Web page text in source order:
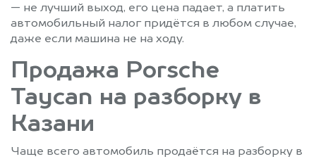
— не лучший выход, его цена падает, а платить
автомобильный налог придётся в любом случае,
даже если машина не на ходу.
Продажа Porsche
Taycan на разборку в
Казани
Чаще всего автомобиль продаётся на разборку в